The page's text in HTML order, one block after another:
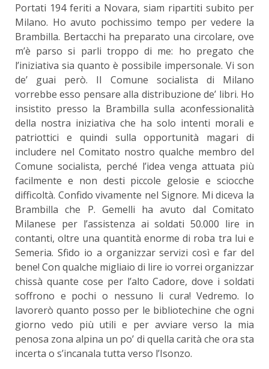
Portati 194 feriti a Novara, siam ripartiti subito per
Milano. Ho avuto pochissimo tempo per vedere la
Brambilla. Bertacchi ha preparato una circolare, ove
m’è parso si parli troppo di me: ho pregato che
l’iniziativa sia quanto è possibile impersonale. Vi son
de’ guai però. Il Comune socialista di Milano
vorrebbe esso pensare alla distribuzione de’ libri. Ho
insistito presso la Brambilla sulla aconfessionalità
della nostra iniziativa che ha solo intenti morali e
patriottici e quindi sulla opportunità magari di
includere nel Comitato nostro qualche membro del
Comune socialista, perché l’idea venga attuata più
facilmente e non desti piccole gelosie e sciocche
difficoltà. Confido vivamente nel Signore. Mi diceva la
Brambilla che P. Gemelli ha avuto dal Comitato
Milanese per l’assistenza ai soldati 50.000 lire in
contanti, oltre una quantità enorme di roba tra lui e
Semeria. Sfido io a organizzar servizi così e far del
bene! Con qualche migliaio di lire io vorrei organizzar
chissà quante cose per l’alto Cadore, dove i soldati
soffrono e pochi o nessuno li cura! Vedremo. Io
lavorerò quanto posso per le bibliotechine che ogni
giorno vedo più utili e per avviare verso la mia
penosa zona alpina un po’ di quella carità che ora sta
incerta o s’incanala tutta verso l’Isonzo.